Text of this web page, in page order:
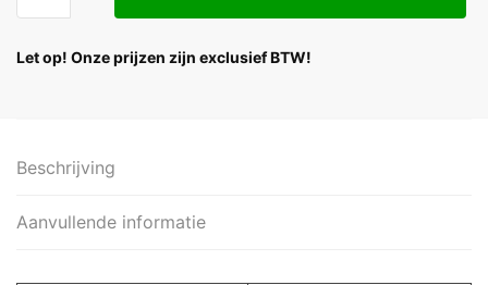
Let op! Onze prijzen zijn exclusief BTW!
Beschrijving
Aanvullende informatie